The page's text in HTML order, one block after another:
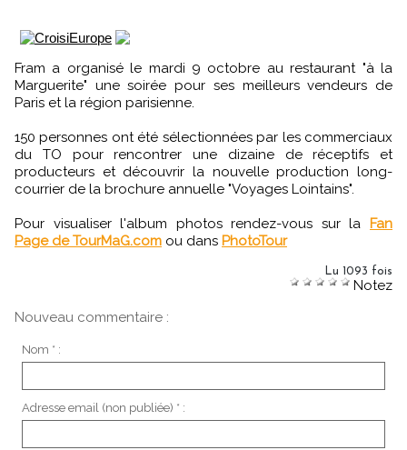
Fram a organisé le mardi 9 octobre au restaurant "à la
Marguerite" une soirée pour ses meilleurs vendeurs de
Paris et la région parisienne.
150 personnes ont été sélectionnées par les commerciaux
du TO pour rencontrer une dizaine de réceptifs et
producteurs et découvrir la nouvelle production long-
courrier de la brochure annuelle "Voyages Lointains".
Pour visualiser l'album photos rendez-vous sur la Fan
Page de TourMaG.com ou dans PhotoTour
Lu 1093 fois
Notez
Nouveau commentaire :
Nom * :
Adresse email (non publiée) * :